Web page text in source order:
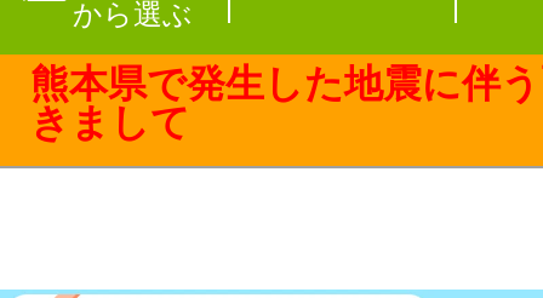
から選ぶ
熊本県で発生した地震に伴
きまして